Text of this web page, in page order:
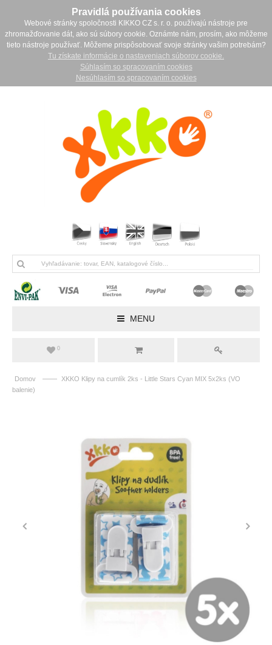
Pravidlá používania cookies
Webové stránky spoločnosti KIKKO CZ s. r. o. používajú nástroje pre
zhromažďovanie dát, ako sú súbory cookie. Oznámte nám, prosím, ako môžeme
tieto nástroje používať. Môžeme prispôsobovať svoje stránky vašim potrebám?
Tu získate informácie o nastaveniach súborov cookie.
Súhlasím so spracovaním cookies
Nesúhlasím so spracovaním cookies
MENU
0
Domov ——
XKKO Klipy na cumlík 2ks - Little Stars Cyan MIX 5x2ks (VO
balenie)